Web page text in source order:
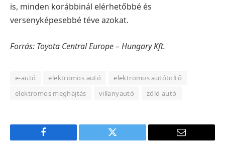
is, minden korábbinál elérhetőbbé és
versenyképesebbé téve azokat.
Forrás: Toyota Central Europe – Hungary Kft.
e-autó elektromos autó
elektromos autótöltő
elektromos meghajtás
villanyautó zöld autó
Facebook Twitter
E-